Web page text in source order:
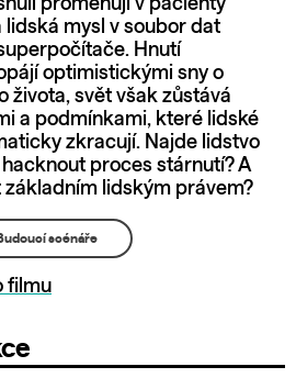
lidská mysl v soubor dat
Hnutí
optimistickými sny o
života, svět však zůstává
a podmínkami, které lidské
zkracují. Najde lidstvo
proces stárnutí? A
základním lidským právem?
scénáře
filmu